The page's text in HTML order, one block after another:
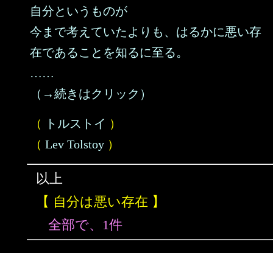
自分というものが
今まで考えていたよりも、はるかに悪い存
在であることを知るに至る。
……
（→続きはクリック）
（ トルストイ ）
（ Lev Tolstoy ）
以上
【 自分は悪い存在 】
全部で、1件